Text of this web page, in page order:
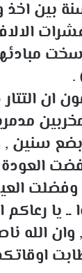
بين اخذ
.
ان التتار
سنين ,
وفضلت
يا رعاكم
وان الله